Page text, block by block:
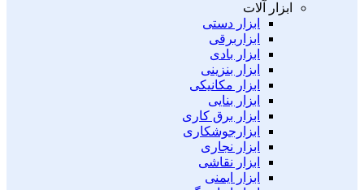
ابزار آلات
ابزار دستی
ابزاربرقی
ابزار بادی
ابزار بنزینی
ابزار مکانیکی
ابزار بنایی
ابزار برق کاری
ابزارجوشکاری
ابزار نجاری
ابزار نقاشی
ابزار ایمنی